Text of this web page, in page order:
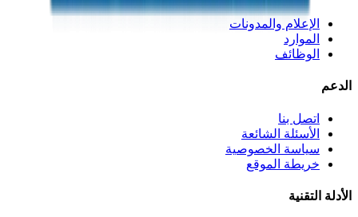
الإعلام والمدونات
الموارد
الوظائف
الدعم
اتصل بنا
الأسئلة الشائعة
سياسة الخصوصية
خريطة الموقع
الأدلة التقنية